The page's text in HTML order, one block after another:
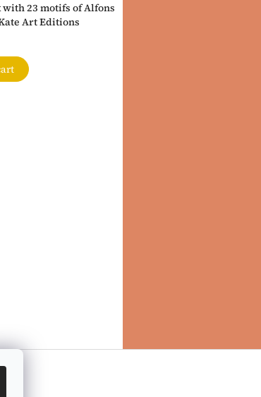
23 motifs of Alfons
Art Editions